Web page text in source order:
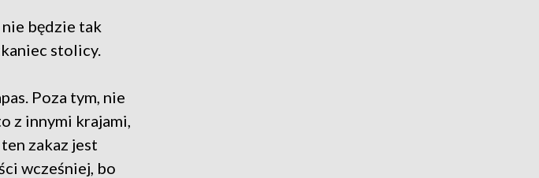
nie będzie tak
stolicy.
Poza tym, nie
z innymi krajami,
zakaz jest
wcześniej, bo